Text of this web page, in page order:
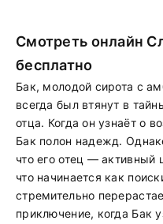
Смотреть онлайн
бесплатно
Бак, молодой сирота с
всегда был втянут в
отца. Когда он узнаёт о
Бак полон надежд.
что его отец — активный
что начинается как
стремительно
приключение, когда Бак